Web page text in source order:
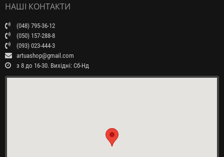
НАШІ КОНТАКТИ
(048) 795-36-12
(050) 157-288-8
(093) 023-444-3
artuashop@gmail.com
з 8 до 16-30. Вихідні: Сб-Нд